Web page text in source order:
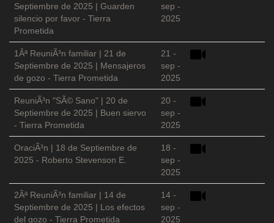
Septiembre de 2025 | Guarden
silencio por favor - Tierra
Prometida
sep -
2025
1Âª ReuniÃ³n familiar | 21 de
Septiembre de 2025 | Mensajeros
de gozo - Tierra Prometida
21 -
sep -
2025
ReuniÃ³n "SÃ© Sano" | 20 de
Septiembre de 2025 | Buen siervo
- Tierra Prometida
20 -
sep -
2025
OraciÃ³n | 18 de Septiembre de
2025 - Roberto Stevenson E.
18 -
sep -
2025
2Âª ReuniÃ³n familiar | 14 de
Septiembre de 2025 | Los efectos
del gozo - Tierra Prometida
14 -
sep -
2025